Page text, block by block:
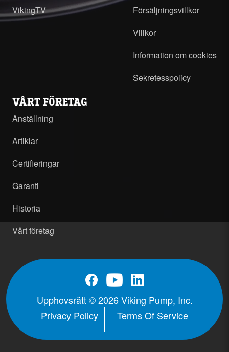
VikingTV
Försäljningsvillkor
Villkor
Information om cookies
Sekretesspolicy
VÅRT FÖRETAG
Anställning
Artiklar
Certifieringar
Garanti
Historia
Vårt företag
Upphovsrätt © 2026 Viking Pump, Inc.
Privacy Policy
Terms Of Service